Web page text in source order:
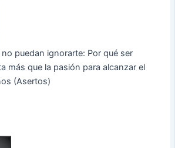
puedan ignorarte: Por qué ser
más que la pasión para alcanzar el
(Asertos)